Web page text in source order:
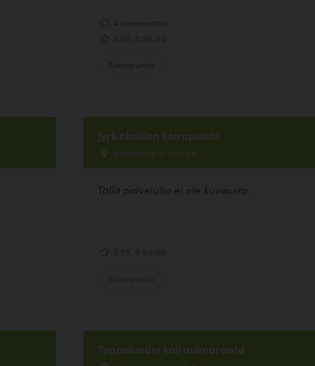
Jyrkinkallion koirapuisto
Henrikintie 5, Helsinki
Tällä palvelulla ei ole kuvausta.
Toppelundin koirauimaranta